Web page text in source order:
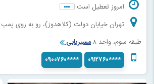
امروز تعطیل است
طبقه سوم، واحد ۸
مسیریابی
۰۹۱۲۷۶۰****
۰۹۰۰۷۶۰****